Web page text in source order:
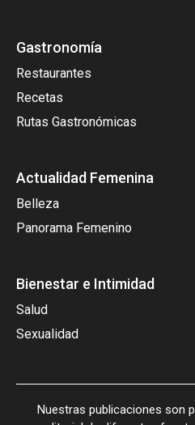
Gastronomía
Restaurantes
Recetas
Rutas Gastronómicas
Actualidad Femenina
Belleza
Panorama Femenino
Bienestar e Intimidad
Salud
Sexualidad
Nuestras publicaciones son